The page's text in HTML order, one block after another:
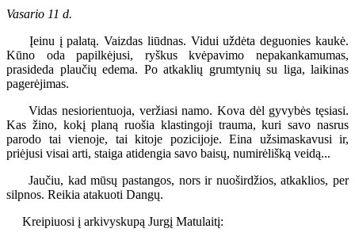
Vasario 11 d.
Įeinu į palatą. Vaizdas liūdnas. Vidui uždėta deguonies kaukė.
Kūno oda papilkėjusi, ryškus kvėpavimo nepakankamumas,
prasideda plaučių edema. Po atkaklių grumtynių su liga, laikinas
pagerėjimas.
Vidas nesiorientuoja, veržiasi namo. Kova dėl gyvybės tęsiasi.
Kas žino, kokį planą ruošia klastingoji trauma, kuri savo nasrus
parodo tai vienoje, tai kitoje pozicijoje. Eina užsimaskavusi ir,
priėjusi visai arti, staiga atidengia savo baisų, numirėlišką veidą...
Jaučiu, kad mūsų pastangos, nors ir nuoširdžios, atkaklios, per
silpnos. Reikia atakuoti Dangų.
Kreipiuosi į arkivyskupą Jurgį Matulaitį: